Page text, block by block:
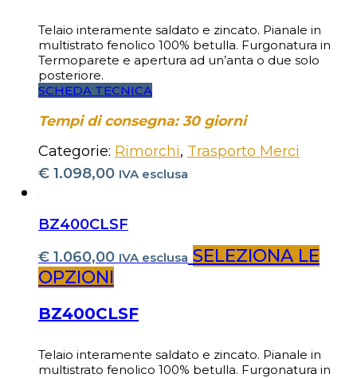
Telaio interamente saldato e zincato. Pianale in
multistrato fenolico 100% betulla. Furgonatura in
Termoparete e apertura ad un’anta o due solo
posteriore.
SCHEDA TECNICA
Tempi di consegna: 30 giorni
Categorie: Rimorchi, Trasporto Merci
€ 1.098,00 IVA esclusa
BZ400CLSF
€ 1.060,00 IVA esclusa SELEZIONA LE
OPZIONI
BZ400CLSF
Telaio interamente saldato e zincato. Pianale in
multistrato fenolico 100% betulla. Furgonatura in